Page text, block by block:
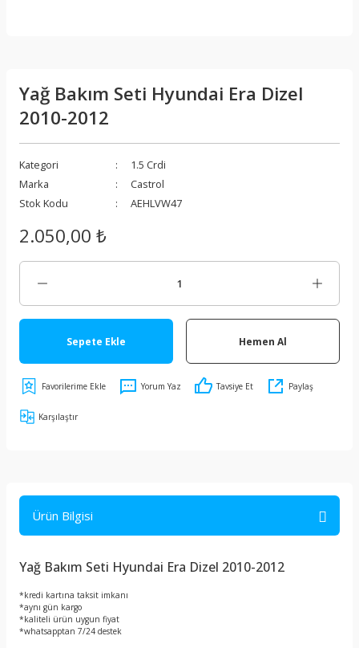
Yağ Bakım Seti Hyundai Era Dizel
2010-2012
Kategori
1.5 Crdi
Marka
Castrol
Stok Kodu
AEHLVW47
2.050,00 ₺
Sepete Ekle Hemen Al
Yorum Yaz Tavsiye Et Paylaş
Karşılaştır
Ürün Bilgisi
Yağ Bakım Seti Hyundai Era Dizel 2010-2012
*kredi kartına taksit imkanı
*aynı gün kargo
*kaliteli ürün uygun fiyat
*whatsapptan 7/24 destek